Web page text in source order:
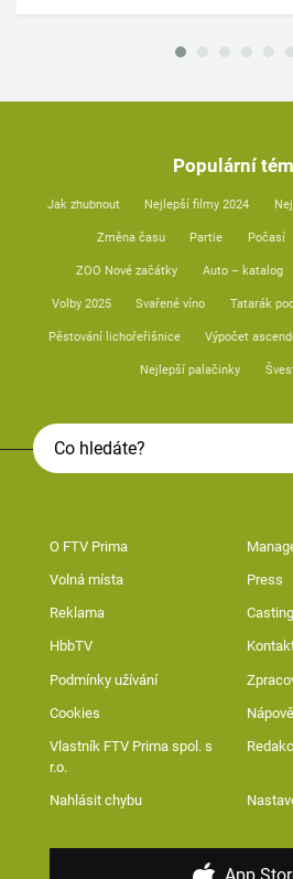
Populární
Jak zhubnout Nejlepší filmy 2024
Změna času Partie Počasí
ZOO Nové začátky Auto – katalog
Volby 2025 Svařené víno Tatarák
Pěstování lichořeřišnice Výpočet
Nejlepší palačinky
O FTV Prima
Volná místa Press
Reklama
HbbTV
Podmínky užívání
Cookies
Vlastník FTV Prima spol. s
r.o.
Nahlásit chybu